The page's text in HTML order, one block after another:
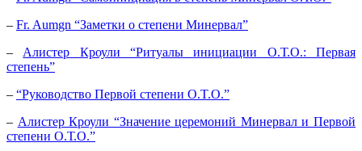
– Fr. Aumgn “Заметки о степени Минервал”
–Алистер Кроули “Ритуалы инициации О.Т.О.: Первая
степень”
– “Руководство Первой степени O.T.O.”
– Алистер Кроули “Значение церемоний Минервал и Первой
степени О.Т.О.”